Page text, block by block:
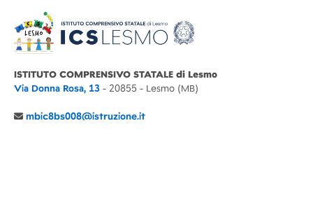
ISTITUTO COMPRENSIVO STATALE di Lesmo
Via Donna Rosa, 13 - 20855 - Lesmo (MB)
mbic8bs008@istruzione.it